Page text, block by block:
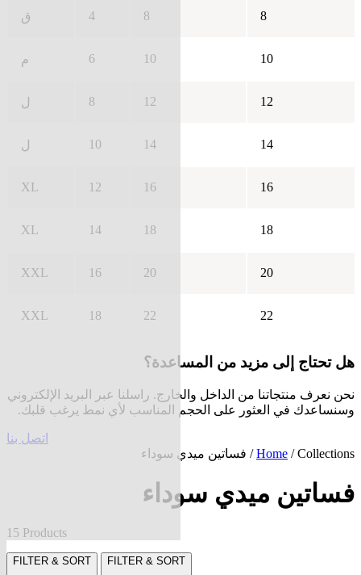
ق 4 8 8
م 6 10 10
ل 8 12 12
ل 10 14 14
XL 12 16 16
XL 14 18 18
XXL 16 20 20
XXL 18 22 22
هل تحتاج إلى مزيد من المساعدة؟
نحن نعرف منتجاتنا من الداخل والخارج. راسلنا عبر البريد الإلكتروني
وسنساعدك في العثور على الحجم المناسب لأي نمط يرغب قلبك.
اتصل بنا
Home / Collections / فساتين ميدي سوداء
فساتين ميدي سوداء
15 Products
FILTER & SORT FILTER & SORT